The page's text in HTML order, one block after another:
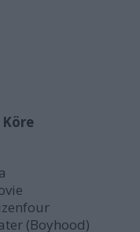
(Boyhood)